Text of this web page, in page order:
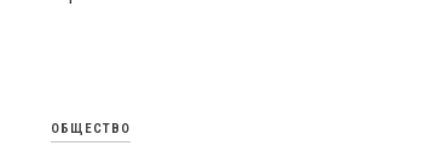
ОБЩЕСТВО